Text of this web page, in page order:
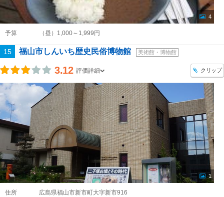
4
予算 （昼）1,000～1,999円
15 福山市しんいち歴史民俗博物館 美術館・博物館
3.12 評価詳細 クリップ
1
住所 広島県福山市新市町大字新市916